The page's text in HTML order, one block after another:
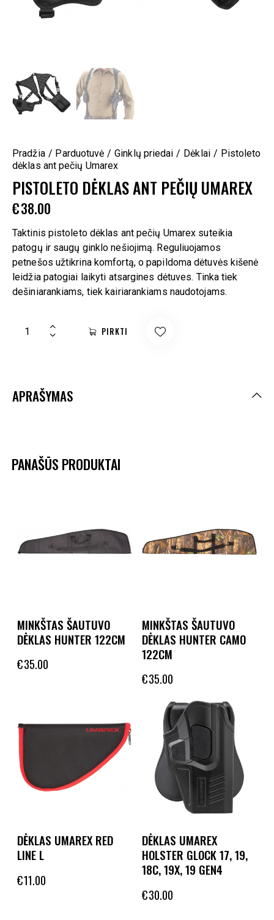
Pradžia Parduotuvė Ginklų priedai Dėklai
Pistoleto
dėklas ant pečių Umarex
PISTOLETO DĖKLAS ANT PEČIŲ UMAREX
€38.00
Taktinis pistoleto dėklas ant pečių Umarex suteikia
patogų ir saugų ginklo nešiojimą. Reguliuojamos
petnešos užtikrina komfortą, o papildoma dėtuvės kišenė
leidžia patogiai laikyti atsargines dėtuves. Tinka tiek
dešiniarankiams, tiek kairiarankiams naudotojams.
PIRKTI
APRAŠYMAS
PANAŠŪS PRODUKTAI
MINKŠTAS ŠAUTUVO
DĖKLAS HUNTER 122CM
€35.00
MINKŠTAS ŠAUTUVO
DĖKLAS HUNTER CAMO
122CM
€35.00
DĖKLAS UMAREX RED
LINE L
€11.00
DĖKLAS UMAREX
HOLSTER GLOCK 17, 19,
18C, 19X, 19 GEN4
€30.00